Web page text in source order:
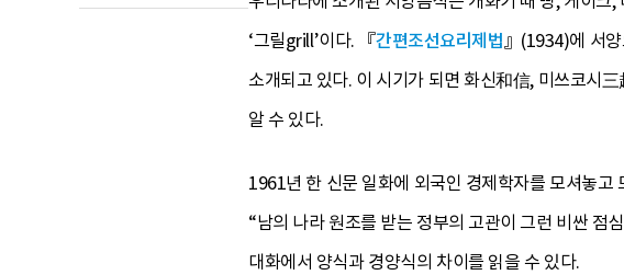
‘그릴grill’이다. 『간편조선요리제법』(1934)에 서
소개되고 있다. 이 시기가 되면 화신和信, 미쓰코시
알 수 있다.
1961년 한 신문 일화에 외국인 경제학자를 모셔놓
“남의 나라 원조를 받는 정부의 고관이 그런 비싼 점
대화에서 양식과 경양식의 차이를 읽을 수 있다.